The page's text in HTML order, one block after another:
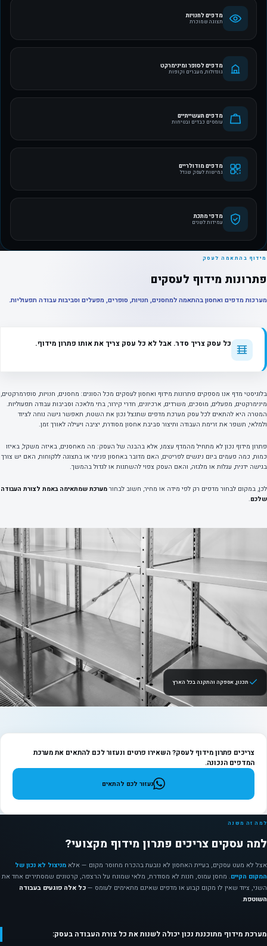
מדפים לחנויות
תצוגה שמוכרת
מדפים לסופר ומינימרקט
גונדולות, מעברים וקופות
מדפים תעשייתיים
עומסים כבדים ובטיחות
מדפים מודולריים
גמישות לעסק שגדל
מדפי מתכת
עמידות לשנים
מידוף בהתאמה לעסק
פתרונות מידוף לעסקים
מערכות מדפים ואחסון בהתאמה למחסנים, חנויות, סופרים, מפעלים וסביבות עבודה תפעוליות.
כל עסק צריך סדר. אבל לא כל עסק צריך את אותו פתרון מידוף.
בלוגיסטי מדף אנו מספקים פתרונות מידוף ואחסון לעסקים מכל הסוגים: מחסנים, חנויות, סופרמרקטים,
מינימרקטים, מפעלים, מוסכים, משרדים, ארכיונים, חדרי קירור, בתי מלאכה וסביבות עבודה תפעוליות.
המטרה היא להתאים לכל עסק מערכת מדפים שתנצל נכון את השטח, תאפשר גישה נוחה לציוד
ולמלאי, תשפר את זרימת העבודה ותיצור סביבת אחסון מסודרת, יציבה ויעילה לאורך זמן.
פתרון מידוף נכון לא מתחיל מהמדף עצמו, אלא בהבנה של העסק: מה מאחסנים, באיזה משקל, באיזו
כמות, כמה פעמים ביום ניגשים לפריטים, האם מדובר באחסון פנימי או בתצוגה ללקוחות, האם יש צורך
בגישה ידנית, עגלות או מלגזה, והאם העסק צפוי להשתנות או לגדול בהמשך.
לכן, במקום לבחור מדפים רק לפי מידה או מחיר, חשוב לבחור מערכת שמתאימה באמת לצורת העבודה
שלכם.
תכנון, אספקה והתקנה בכל הארץ
צריכים פתרון מידוף לעסק? השאירו פרטים ונעזור לכם להתאים את מערכת
המדפים הנכונה.
נעזור לכם להתאים
למה זה משנה
למה עסקים צריכים פתרון מידוף מקצועי?
אצל לא מעט עסקים, בעיית האחסון לא נובעת בהכרח מחוסר מקום — אלא מניצול לא נכון של
המקום הקיים. מחסן עמוס, חנות לא מסודרת, מלאי שמונח על הרצפה, קרטונים שמסתירים אחד את
השני, ציוד שאין לו מקום קבוע או מדפים שאינם מתאימים לעומס —כל אלה פוגעים בעבודה
השוטפת.
מערכת מידוף מתוכננת נכון יכולה לשנות את כל צורת העבודה בעסק: